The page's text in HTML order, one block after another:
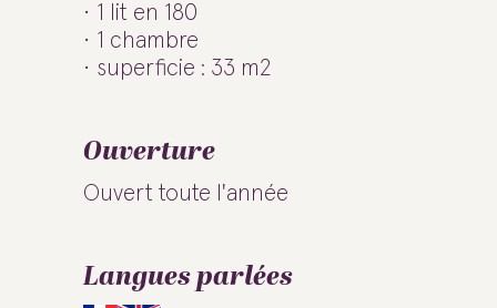
1 lit en 180
1 chambre
superficie : 33 m2
Ouverture
Ouvert toute l'année
Langues parlées